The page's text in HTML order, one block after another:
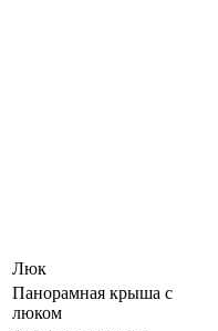
Люк
Панорамная крыша c
люком